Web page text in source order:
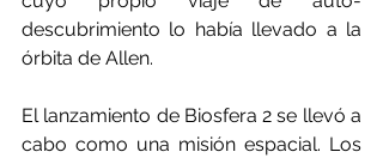
descubrimiento lo había llevado a la
órbita de Allen.
El lanzamiento de Biosfera 2 se llevó a
cabo como una misión espacial. Los